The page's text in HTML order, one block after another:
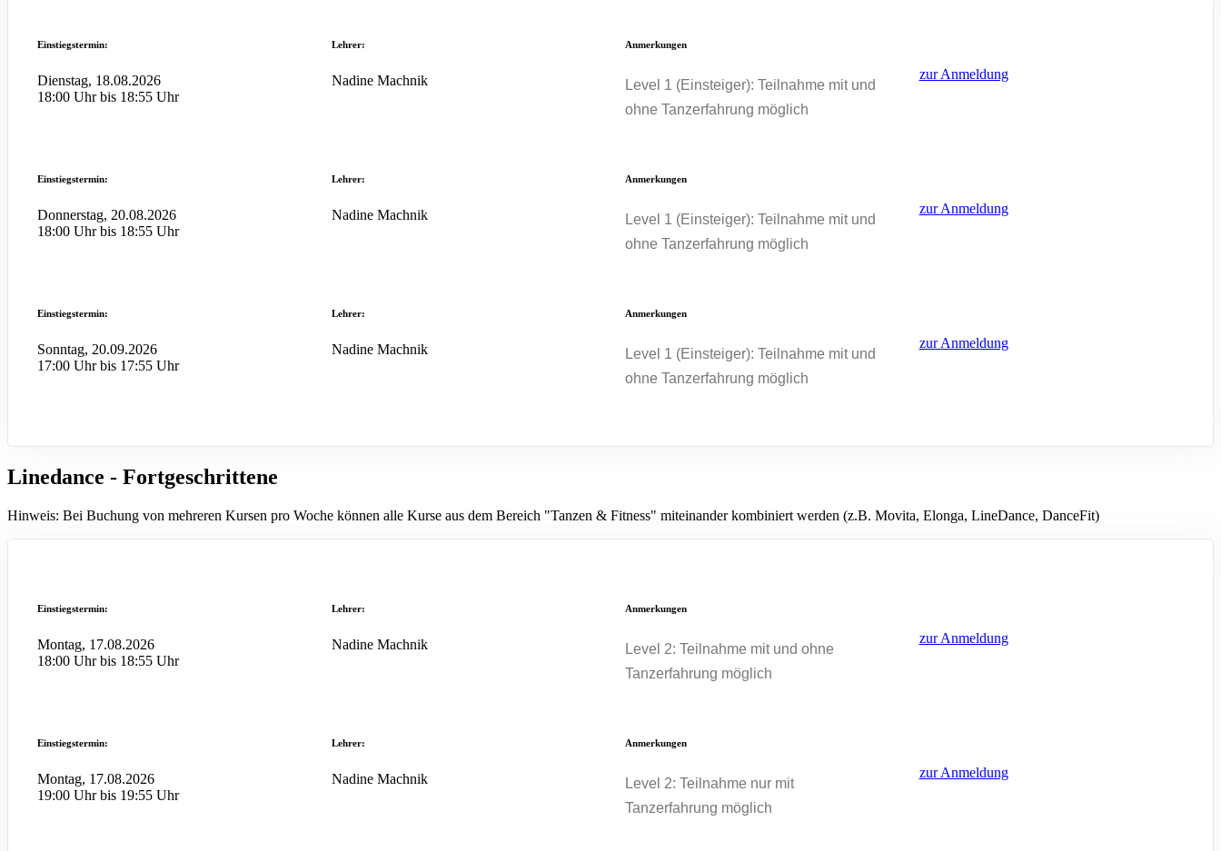
Einstiegstermin:
Dienstag, 18.08.2026
18:00 Uhr bis 18:55 Uhr
Lehrer:
Nadine Machnik
Anmerkungen
Level 1 (Einsteiger): Teilnahme mit und
ohne Tanzerfahrung möglich
zur Anmeldung
Einstiegstermin:
Donnerstag, 20.08.2026
18:00 Uhr bis 18:55 Uhr
Lehrer:
Nadine Machnik
Anmerkungen
Level 1 (Einsteiger): Teilnahme mit und
ohne Tanzerfahrung möglich
zur Anmeldung
Einstiegstermin:
Sonntag, 20.09.2026
17:00 Uhr bis 17:55 Uhr
Lehrer:
Nadine Machnik
Anmerkungen
Level 1 (Einsteiger): Teilnahme mit und
ohne Tanzerfahrung möglich
zur Anmeldung
Linedance - Fortgeschrittene
Hinweis: Bei Buchung von mehreren Kursen pro Woche können alle Kurse aus dem Bereich "Tanzen & Fitness" miteinander kombiniert werden (z.B. Movita, Elonga, LineDance, DanceFit)
Einstiegstermin:
Montag, 17.08.2026
18:00 Uhr bis 18:55 Uhr
Lehrer:
Nadine Machnik
Anmerkungen
Level 2: Teilnahme mit und ohne
Tanzerfahrung möglich
zur Anmeldung
Einstiegstermin:
Montag, 17.08.2026
19:00 Uhr bis 19:55 Uhr
Lehrer:
Nadine Machnik
Anmerkungen
Level 2: Teilnahme nur mit
Tanzerfahrung möglich
zur Anmeldung